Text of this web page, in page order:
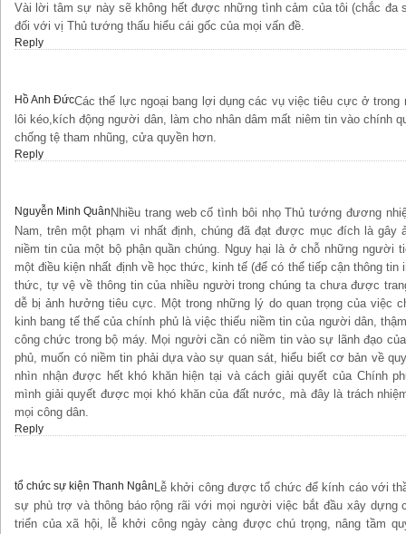
Vài lời tâm sự này sẽ không hết được những tình cảm của tôi (chắc đa
đối với vị Thủ tướng thấu hiểu cái gốc của mọi vấn đề.
Reply
Hồ Anh ĐứcCác thế lực ngoại bang lợi dụng các vụ việc tiêu cực ở trong
lôi kéo,kích động người dân, làm cho nhân dâm mất niêm tin vào chính
chống tệ tham nhũng, cửa quyền hơn.
Reply
Nguyễn Minh Quân Nhiều trang web cố tình bôi nhọ Thủ tướng đương
Nam, trên một phạm vi nhất định, chúng đã đạt được mục đích là gây
niềm tin của một bộ phận quần chúng. Nguy hại là ở chỗ những người
một điều kiện nhất định về học thức, kinh tế (để có thể tiếp cận thông
thức, tự vệ về thông tin của nhiều người trong chúng ta chưa được
dễ bị ảnh hưởng tiêu cực. Một trong những lý do quan trọng của việc
kinh bang tế thế của chính phủ là việc thiếu niềm tin của người dân,
công chức trong bộ máy. Mọi người cần có niềm tin vào sự lãnh đạo
phủ, muốn có niềm tin phải dựa vào sự quan sát, hiểu biết cơ bản về
nhìn nhận được hết khó khăn hiện tại và cách giải quyết của Chính
mình giải quyết được mọi khó khăn của đất nước, mà đây là trách
mọi công dân.
Reply
tổ chức sự kiện Thanh Ngân Lễ khởi công được tổ chức để kính cáo với
sự phù trợ và thông báo rộng rãi với mọi người việc bắt đầu xây dựng
triển của xã hội, lễ khởi công ngày càng được chú trọng, nâng tầm